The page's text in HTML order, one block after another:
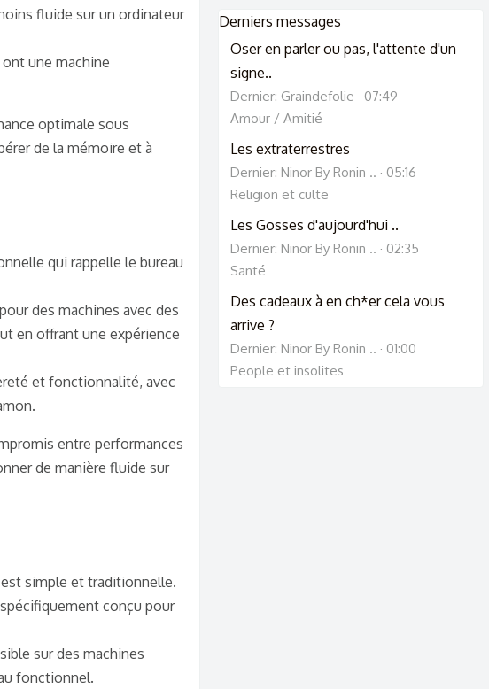
fluide sur un ordinateur
une machine
optimale sous
de la mémoire et à
qui rappelle le bureau
des machines avec des
en offrant une expérience
et fonctionnalité, avec
entre performances
de manière fluide sur
simple et traditionnelle.
conçu pour
sur des machines
fonctionnel.
Derniers messages
Oser en parler ou pas, l'attente d'un
signe..
Dernier: Graindefolie
07:49
Amour / Amitié
Les extraterrestres
Dernier: Ninor By Ronin ..
05:16
Religion et culte
Les Gosses d'aujourd'hui ..
Dernier: Ninor By Ronin ..
02:35
Santé
Des cadeaux à en ch*er cela vous
arrive ?
Dernier: Ninor By Ronin ..
01:00
People et insolites